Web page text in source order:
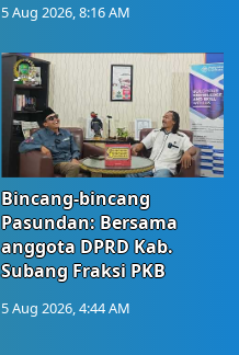
5 Aug 2026, 8:16 AM
Bincang-bincang
Pasundan: Bersama
anggota DPRD Kab.
Subang Fraksi PKB
5 Aug 2026, 4:44 AM